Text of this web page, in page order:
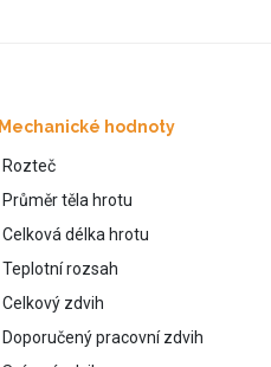
Mechanické hodnoty
Rozteč
Průměr těla hrotu
Celková délka hrotu
Teplotní rozsah
Celkový zdvih
Doporučený pracovní zdvih